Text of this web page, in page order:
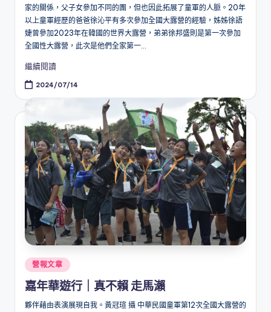
家的關係，父子女參加不同的團，但也因此拓展了童軍的人脈。20年
以上童軍經歷的爸爸徐沁平有多次參加全國大露營的經驗，姊姊徐語
婕曾參加2023年在韓國的世界大露營，弟弟徐邦盛則是第一次參加
全國性大露營，此次是他們全家第一...
繼續閱讀
2024/07/14
Posted
營報文章
嘉年華遊行｜真不賴 走馬瀨
夥伴藉由表演展現自我。黃冠瑄 攝 中華民國童軍第12次全國大露營的